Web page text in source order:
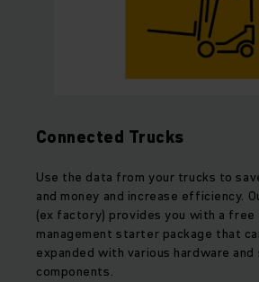
Connected Trucks
Use the data from your trucks to
and money and increase efficiency.
(ex factory) provides you with a
management starter package that
expanded with various hardware
components.